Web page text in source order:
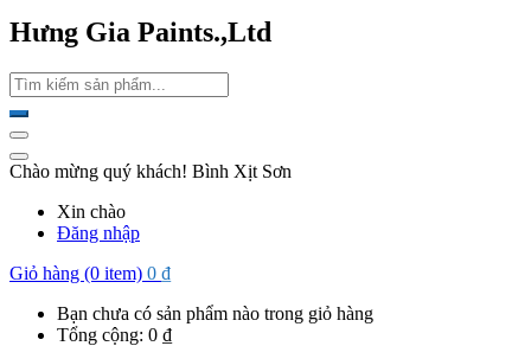
Hưng Gia Paints.,Ltd
Chào mừng quý khách! Bình Xịt Sơn
Xin chào
Đăng nhập
Giỏ hàng (0 item) 0 ₫
Bạn chưa có sản phẩm nào trong giỏ hàng
Tổng cộng: 0 ₫